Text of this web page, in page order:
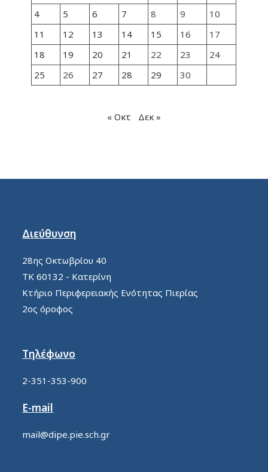
4
5 6 7 8 9
10
11
12 13 14 15 16
17
18
19 20 21 22 23
24
25
26 27 28 29 30
« Οκτ Δεκ »
Διεύθυνση
28ης Οκτωβρίου 40
ΤΚ 60132 - Κατερίνη
Κτήριο Περιφερειακής Ενότητας Πιερίας
2ος όροφος
Τηλέφωνο
2-351-353-900
E-mail
mail@dipe.pie.sch.gr